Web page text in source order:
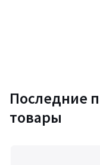
Последние
товары